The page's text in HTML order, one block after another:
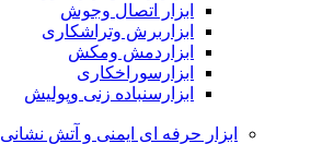
ابزار اتصال وجوش
ابزاربرش وتراشکاری
ابزاردمش ومکش
ابزارسوراخکاری
ابزارسنباده زنی وپولیش
ابزار حرفه ای ایمنی و آتش نشانی